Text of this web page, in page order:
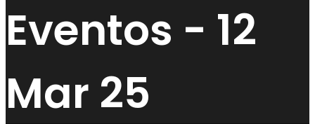
Eventos - 12
Mar 25